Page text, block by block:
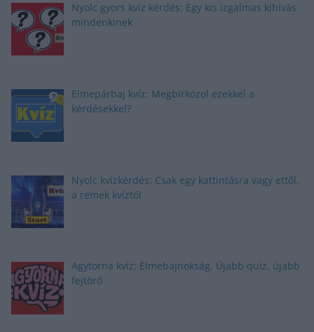
Nyolc gyors kvíz kérdés: Egy kis izgalmas kihívás
mindenkinek
Elmepárbaj kvíz: Megbirkózol ezekkel a
kérdésekkel?
Nyolc kvízkérdés: Csak egy kattintásra vagy ettől,
a remek kvíztől
Agytorna kvíz: Elmebajnokság. Újabb quiz, újabb
fejtörő